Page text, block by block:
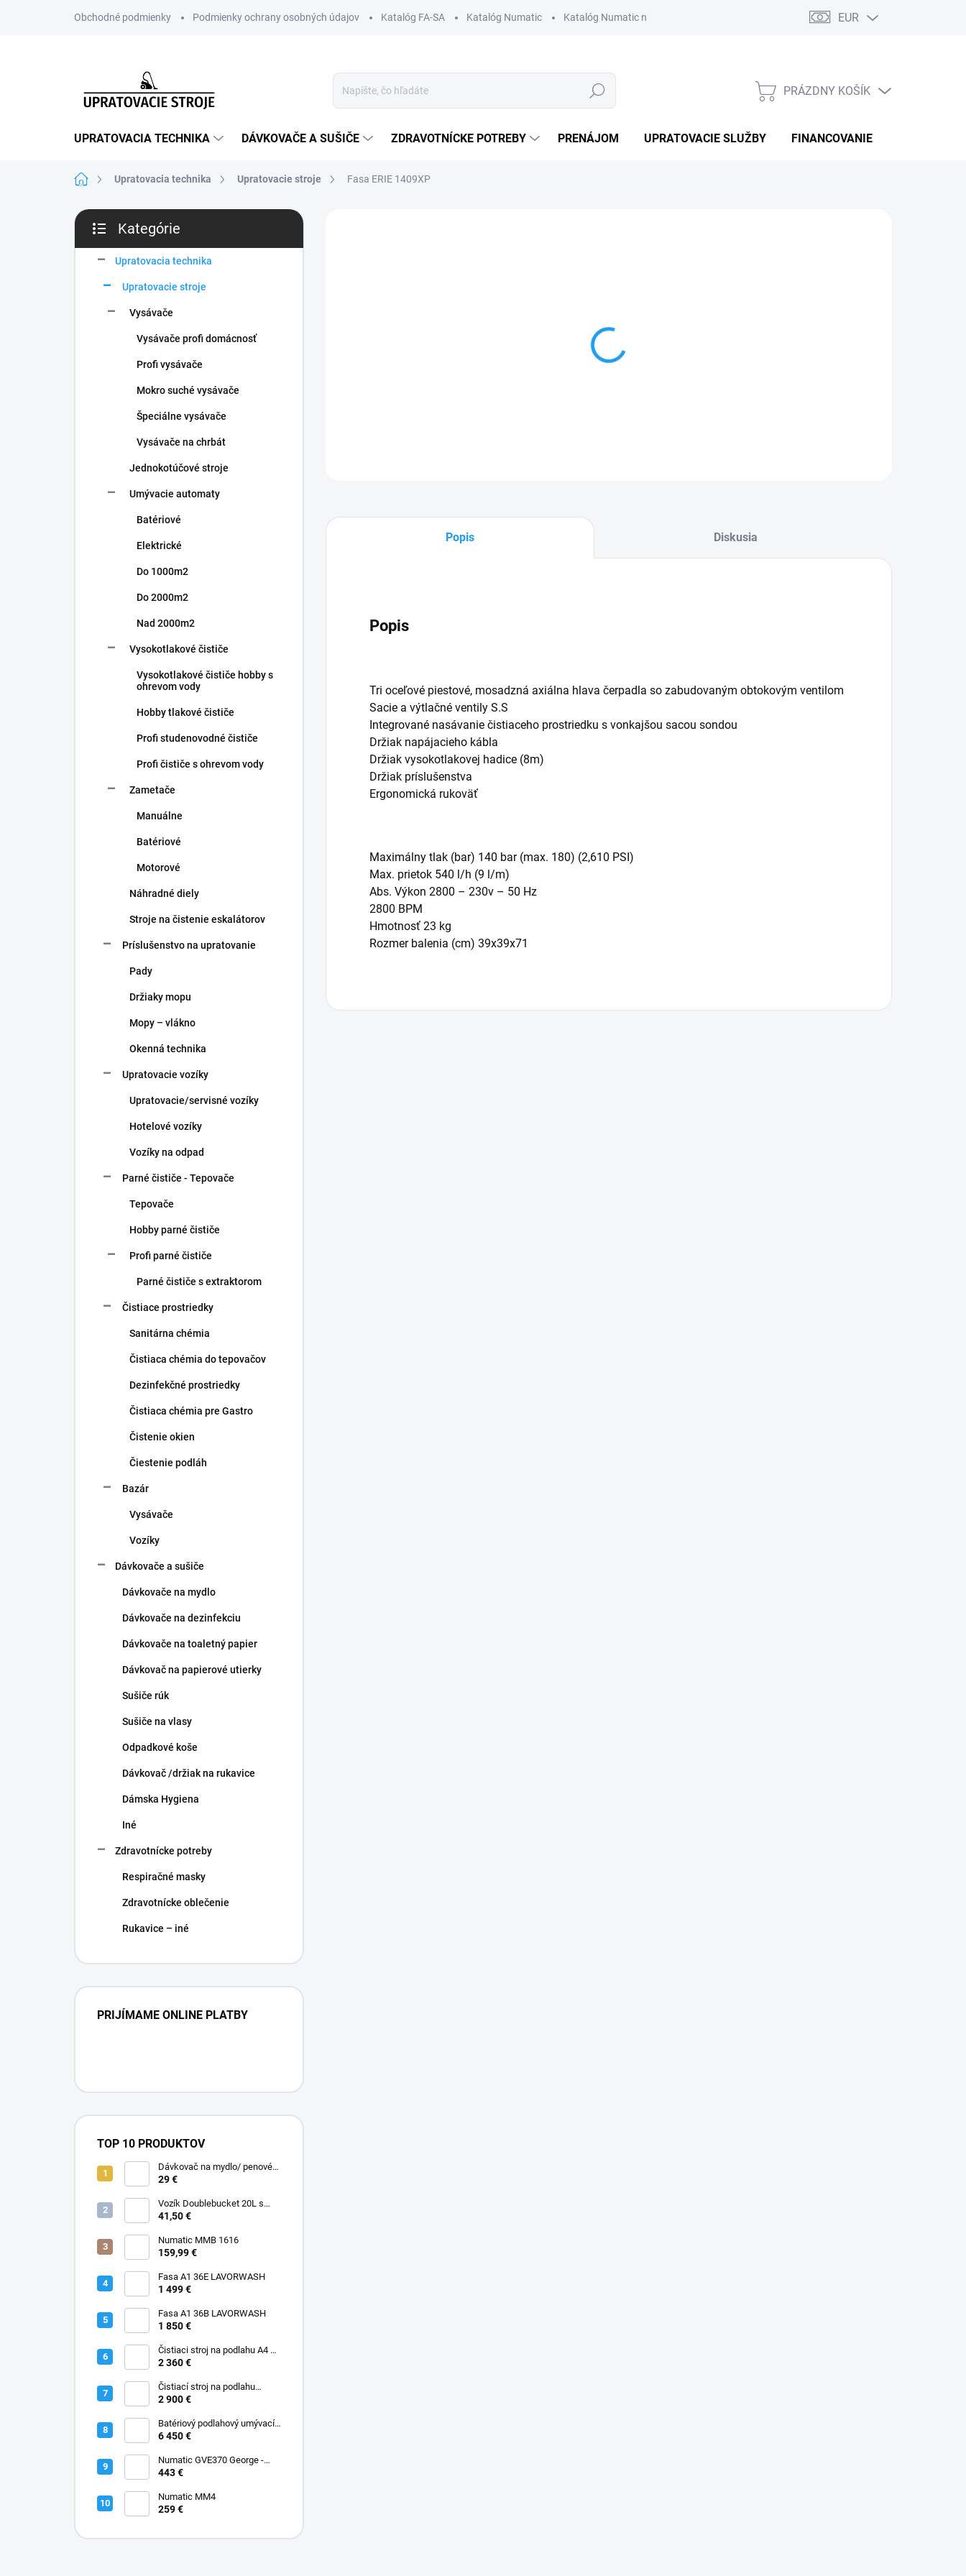
Obchodné podmienky Podmienky ochrany osobných údajov Katalóg FA-SA Katalóg Numatic Katalóg Numatic náhradné diely EUR
Hľadať
NÁKUPNÝ
PRÁZDNY KOŠÍK
UPRATOVACIA TECHNIKA DÁVKOVAČE A SUŠIČE ZDRAVOTNÍCKE POTREBY PRENÁJOM UPRATOVACIE SLUŽBY FINANCOVANIE
DomovUpratovacia technika Upratovacie stroje Fasa ERIE 1409XP
B
č
kategórie
Kategórie
Upratovacia technika
Upratovacie stroje
Vysávače
Vysávače profi domácnosť
Profi vysávače
Mokro suché vysávače
Špeciálne vysávače
Vysávače na chrbát
Jednokotúčové stroje
Umývacie automaty
Batériové
Elektrické
Do 1000m2
Do 2000m2
Nad 2000m2
Vysokotlakové čističe
Vysokotlakové čističe hobby s
ohrevom vody
Hobby tlakové čističe
Profi studenovodné čističe
Profi čističe s ohrevom vody
Zametače
Manuálne
Batériové
Motorové
Náhradné diely
Stroje na čistenie eskalátorov
Príslušenstvo na upratovanie
Pady
Držiaky mopu
Mopy – vlákno
Okenná technika
Upratovacie vozíky
Upratovacie/servisné vozíky
Hotelové vozíky
Vozíky na odpad
Parné čističe - Tepovače
Tepovače
Hobby parné čističe
Profi parné čističe
Parné čističe s extraktorom
Čistiace prostriedky
Sanitárna chémia
Čistiaca chémia do tepovačov
Dezinfekčné prostriedky
Čistiaca chémia pre Gastro
Čistenie okien
Čiestenie podláh
Bazár
Vysávače
Vozíky
Dávkovače a sušiče
Dávkovače na mydlo
Dávkovače na dezinfekciu
Dávkovače na toaletný papier
Dávkovač na papierové utierky
Sušiče rúk
Sušiče na vlasy
Odpadkové koše
Dávkovač /držiak na rukavice
Dámska Hygiena
Iné
Zdravotnícke potreby
Respiračné masky
Zdravotnícke oblečenie
Rukavice – iné
PRIJÍMAME ONLINE PLATBY
TOP 10 PRODUKTOV
Dávkovač na mydlo/ penové
mydlo / gél
29 €
Vozík Doublebucket 20L s
horizontálnym lisom
41,50 €
Numatic MMB 1616
159,99 €
Fasa A1 36E LAVORWASH
1 499 €
Fasa A1 36B LAVORWASH
1 850 €
Čistiaci stroj na podlahu A4 45
B Fasa
2 360 €
Čistiací stroj na podlahu
batériový A5 EVO 50 B Fasa
2 900 €
Batériový podlahový umývací
stroj A12 Rider Fasa
6 450 €
Numatic GVE370 George -
Kobercový extraktor s
443 €
Numatic MM4
259 €
Popis Diskusia
Popis
Tri oceľové piestové, mosadzná axiálna hlava čerpadla so zabudovaným obtokovým ventilom
Sacie a výtlačné ventily S.S
Integrované nasávanie čistiaceho prostriedku s vonkajšou sacou sondou
Držiak napájacieho kábla
Držiak vysokotlakovej hadice (8m)
Držiak príslušenstva
Ergonomická rukoväť
Maximálny tlak (bar) 140 bar (max. 180) (2,610 PSI)
Max. prietok 540 l/h (9 l/m)
Abs. Výkon 2800 – 230v – 50 Hz
2800 BPM
Hmotnosť 23 kg
Rozmer balenia (cm) 39x39x71